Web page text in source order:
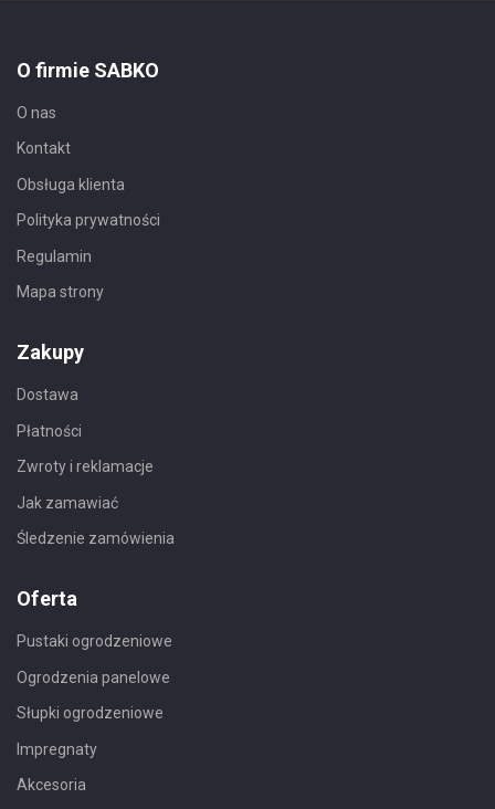
O firmie SABKO
O nas
Kontakt
Obsługa klienta
Polityka prywatności
Regulamin
Mapa strony
Zakupy
Dostawa
Płatności
Zwroty i reklamacje
Jak zamawiać
Śledzenie zamówienia
Oferta
Pustaki ogrodzeniowe
Ogrodzenia panelowe
Słupki ogrodzeniowe
Impregnaty
Akcesoria